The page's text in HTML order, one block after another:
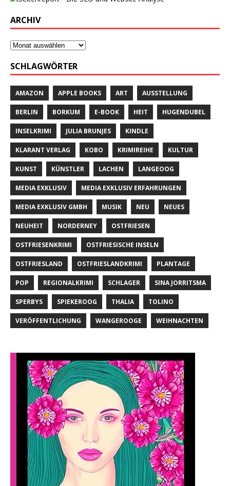
ARCHIV
SCHLAGWÖRTER
AMAZON APPLE BOOKS ART AUSSTELLUNG
BERLIN BORKUM E-BOOK HEIT HUGENDUBEL
INSELKRIMI JULIA BRUNJES KINDLE
KLARANT VERLAG KOBO KRIMIREIHE KULTUR
KUNST KÜNSTLER LACHEN LANGEOOG
MEDIA EXKLUSIV MEDIA EXKLUSIV ERFAHRUNGEN
MEDIA EXKLUSIV GMBH MUSIK NEU NEUES
NEUHEIT NORDERNEY OSTFRIESEN
OSTFRIESENKRIMI OSTFRIESISCHE INSELN
OSTFRIESLAND OSTFRIESLANDKRIMI PLANTAGE
POP REGIONALKRIMI SCHLAGER SINA JORRITSMA
SPERBYS SPIEKEROOG THALIA TOLINO
VERÖFFENTLICHUNG WANGEROOGE WEIHNACHTEN